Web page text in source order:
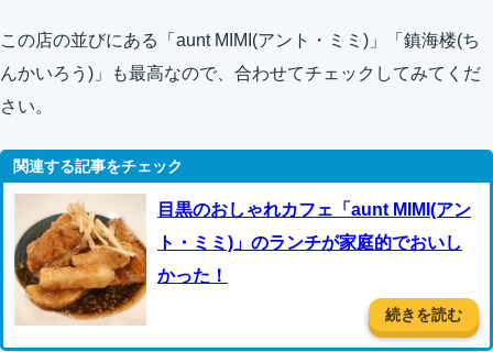
この店の並びにある「aunt MIMI(アント・ミミ)」「鎮海楼(ち
んかいろう)」も最高なので、合わせてチェックしてみてくだ
さい。
目黒のおしゃれカフェ「aunt MIMI(アン
ト・ミミ)」のランチが家庭的でおいし
かった！
続きを読む